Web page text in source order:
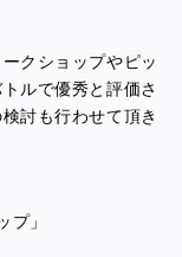
クショップやピッ
ルで優秀と評価さ
討も行わせて頂き
プ」